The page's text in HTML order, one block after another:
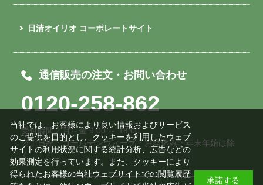
日清オイリオ コーポレートサイト
通信販売の注文・お問い合わせ
0120-258-862
受付時間／月～金 9:00 ～ 18:00
※土日祝・ゴールデンウィーク・お盆休み・年末年始は除
く
当社では、お客様により良い情報およびサービス
のご提供を目的とし、クッキーを利用したウェブ
サイトの利用状況に関する統計分析、広告などの
効果測定を行っています。また、クッキーにより
得られたお客様の当社ウェブサイトでの閲覧履歴
承諾する